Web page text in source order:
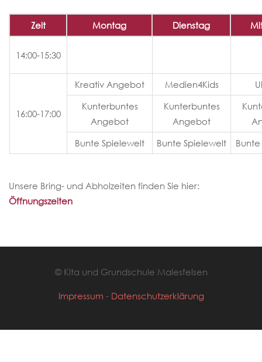
Zeit Montag Dienstag
14:00-15:30
16:00-17:00
Kreativ Angebot Medien4Kids
Kunterbuntes
Angebot
Kunterbuntes
Angebot
Bunte Spielewelt
Bunte Spielewelt
Unsere Bring- und Abholzeiten finden Sie hier:
Öffnungszeiten
© Kita und Grundschule Malesfelsen
Impressum - Datenschutzerklärung